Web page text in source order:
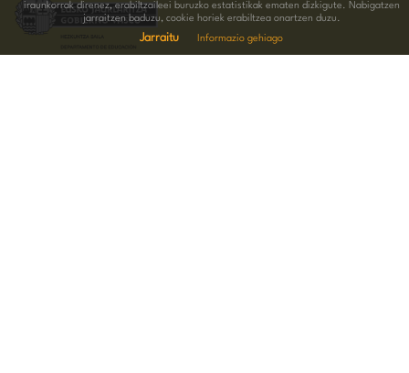
iraunkorrak direnez, erabiltzaileei buruzko estatistikak ematen dizkigute. Nabigatzen
jarraitzen baduzu, cookie horiek erabiltzea onartzen duzu.
Jarraitu Informazio gehiago